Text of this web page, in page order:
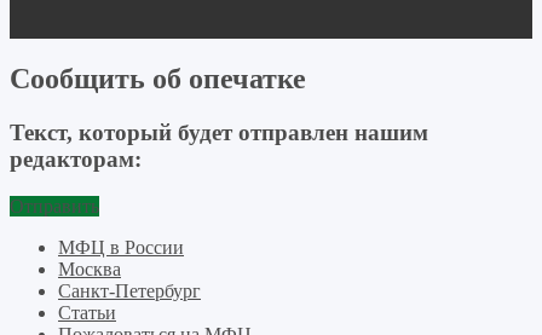
Сообщить об опечатке
Текст, который будет отправлен нашим
редакторам:
Отправить
МФЦ в России
Москва
Санкт-Петербург
Статьи